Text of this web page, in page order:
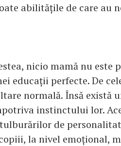
abilitățile de care au
nicio mamă nu este
educații perfecte. De
normală. Însă există
instinctului lor.
de
la nivel emoțional,